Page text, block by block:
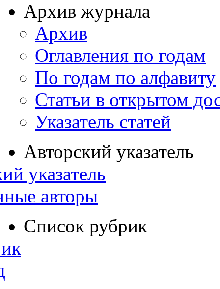
Архив журнала
Архив
Оглавления по годам
По годам по алфавиту
Статьи в открытом
Указатель статей
Авторский указатель
указатель
авторы
Список рубрик